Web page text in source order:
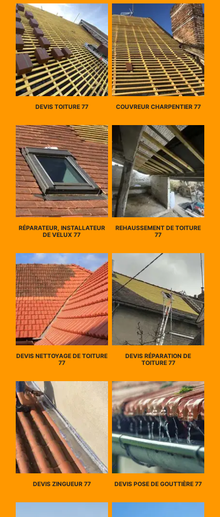
DEVIS TOITURE 77 COUVREUR CHARPENTIER 77
RÉPARATEUR, INSTALLATEUR
DE VELUX 77
REHAUSSEMENT DE TOITURE
77
DEVIS NETTOYAGE DE TOITURE
77
DEVIS RÉPARATION DE
TOITURE 77
DEVIS ZINGUEUR 77 DEVIS POSE DE GOUTTIÈRE 77